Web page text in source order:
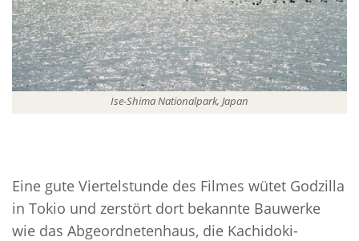
Ise-Shima Nationalpark, Japan
Eine gute Viertelstunde des Filmes wütet Godzilla
in Tokio und zerstört dort bekannte Bauwerke
wie das Abgeordnetenhaus, die Kachidoki-